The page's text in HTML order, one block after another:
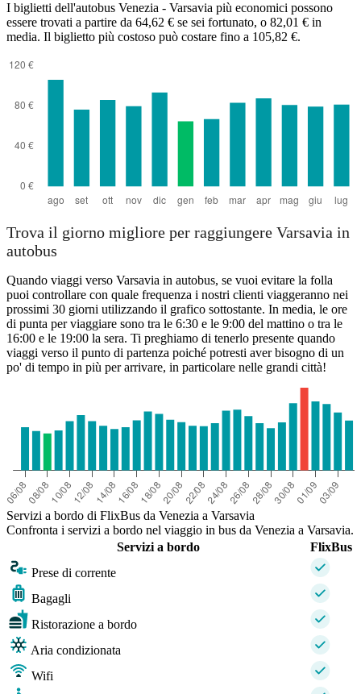
I biglietti dell'autobus Venezia - Varsavia più economici possono
essere trovati a partire da 64,62 € se sei fortunato, o 82,01 € in
media. Il biglietto più costoso può costare fino a 105,82 €.
Trova il giorno migliore per raggiungere Varsavia in
autobus
Quando viaggi verso Varsavia in autobus, se vuoi evitare la folla
puoi controllare con quale frequenza i nostri clienti viaggeranno nei
prossimi 30 giorni utilizzando il grafico sottostante. In media, le ore
di punta per viaggiare sono tra le 6:30 e le 9:00 del mattino o tra le
16:00 e le 19:00 la sera. Ti preghiamo di tenerlo presente quando
viaggi verso il punto di partenza poiché potresti aver bisogno di un
po' di tempo in più per arrivare, in particolare nelle grandi città!
Servizi a bordo di FlixBus da Venezia a Varsavia
Confronta i servizi a bordo nel viaggio in bus da Venezia a Varsavia.
Servizi a bordo
FlixBus
Prese di corrente
Bagagli
Ristorazione a bordo
Aria condizionata
Wifi